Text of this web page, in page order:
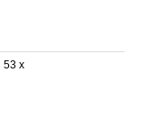
53 x